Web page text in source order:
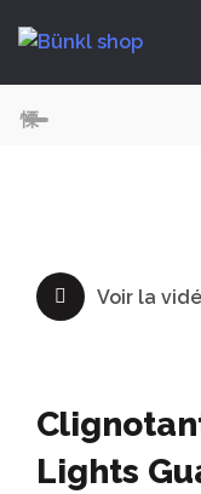
Voir la
Lights